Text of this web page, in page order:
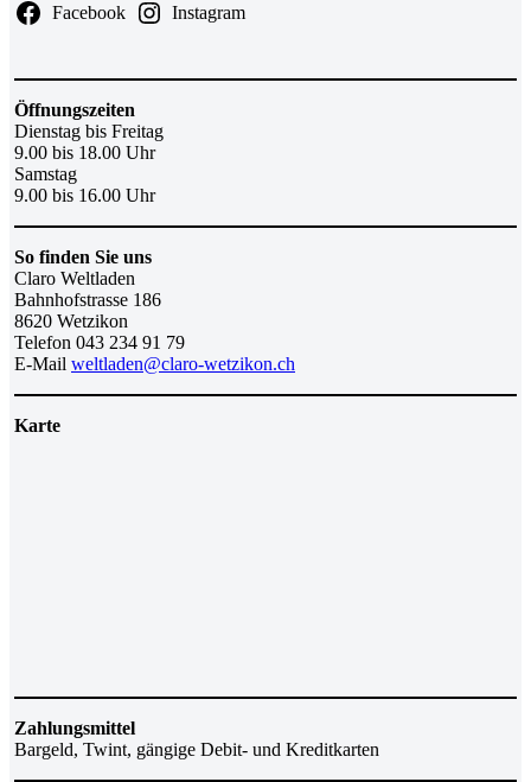
Facebook Instagram
Öffnungszeiten
Dienstag bis Freitag
9.00 bis 18.00 Uhr
Samstag
9.00 bis 16.00 Uhr
So finden Sie uns
Claro Weltladen
Bahnhofstrasse 186
8620 Wetzikon
Telefon 043 234 91 79
E-Mail weltladen@claro-wetzikon.ch
Karte
Zahlungsmittel
Bargeld, Twint, gängige Debit- und Kreditkarten